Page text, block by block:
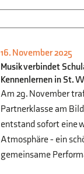
SCHÜLER FÜR
SEMINAR
16. November 2025
Musik verbindet
Kennenlernen in St.
Am 29. November
Partnerklasse am
entstand sofort eine
Atmosphäre - ein
gemeinsame